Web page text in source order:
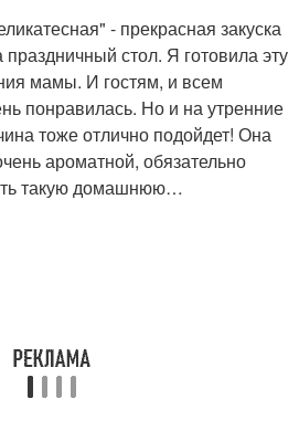
- прекрасная закуска
стол. Я готовила эту
мамы. И гостям, и всем
понравилась. Но и на утренние
тоже отлично подойдет! Она
ароматной, обязательно
такую домашнюю…